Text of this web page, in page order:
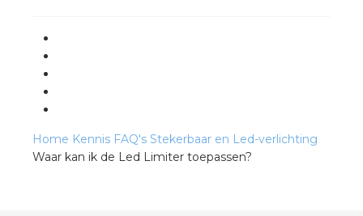
Home Kennis FAQ's Stekerbaar en Led-verlichting
Waar kan ik de Led Limiter toepassen?